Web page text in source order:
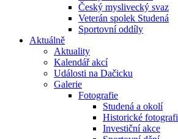
Český myslivecký svaz
Veterán spolek Studená
Sportovní oddíly
Aktuálně
Aktuality
Kalendář akcí
Události na Dačicku
Galerie
Fotografie
Studená a okolí
Historické
Investiční akce